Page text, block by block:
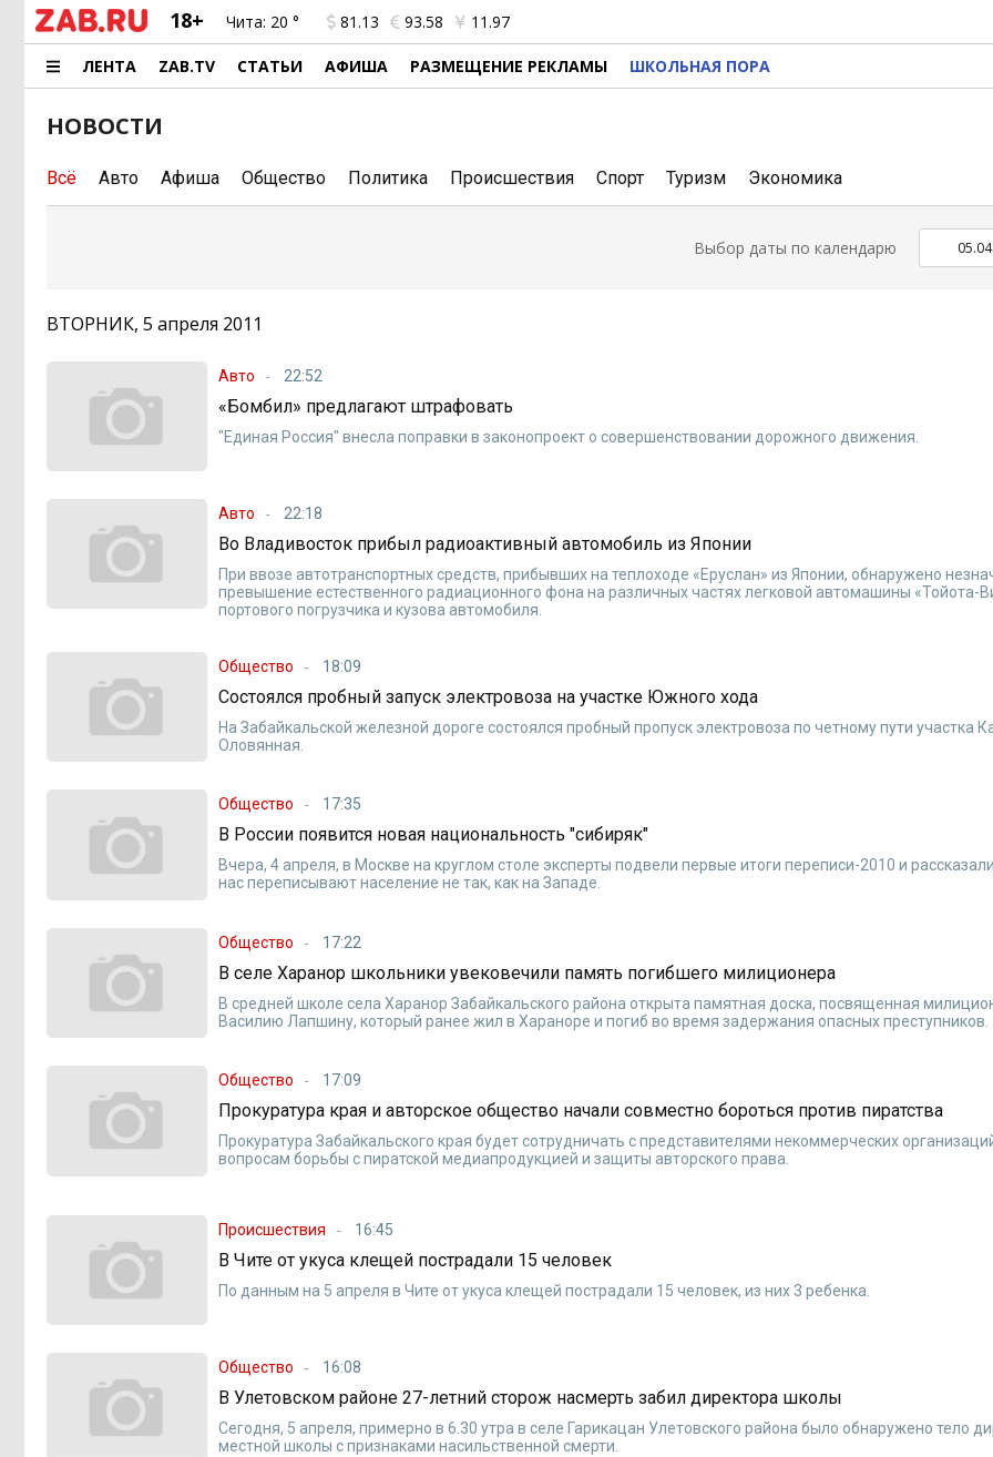
18+ Чита: 20 ° 81.13 93.58 11.97
ЛЕНТА ZAB.TV СТАТЬИ АФИША РАЗМЕЩЕНИЕ РЕКЛАМЫ ШКОЛЬНАЯ ПОРА
НОВОСТИ
Всё Авто Афиша Общество Политика Происшествия Спорт Туризм Экономика
Выбор даты по календарю
ВТОРНИК, 5 апреля 2011
Авто 22:52
«Бомбил» предлагают штрафовать
"Единая Россия" внесла поправки в законопроект о совершенствовании дорожного движения.
Авто 22:18
Во Владивосток прибыл радиоактивный автомобиль из Японии
При ввозе автотранспортных средств, прибывших на теплоходе «Еруслан» из Японии, обнаружено
превышение естественного радиационного фона на различных частях легковой автомашины «Тойота-
портового погрузчика и кузова автомобиля.
Общество 18:09
Состоялся пробный запуск электровоза на участке Южного хода
На Забайкальской железной дороге состоялся пробный пропуск электровоза по четному пути участка
Оловянная.
Общество 17:35
В России появится новая национальность "сибиряк"
Вчера, 4 апреля, в Москве на круглом столе эксперты подвели первые итоги переписи-2010 и
нас переписывают население не так, как на Западе.
Общество 17:22
В селе Харанор школьники увековечили память погибшего милиционера
В средней школе села Харанор Забайкальского района открыта памятная доска, посвященная
Василию Лапшину, который ранее жил в Хараноре и погиб во время задержания опасных преступников.
Общество 17:09
Прокуратура края и авторское общество начали совместно бороться против пиратства
Прокуратура Забайкальского края будет сотрудничать с представителями некоммерческих
вопросам борьбы с пиратской медиапродукцией и защиты авторского права.
Происшествия 16:45
В Чите от укуса клещей пострадали 15 человек
По данным на 5 апреля в Чите от укуса клещей пострадали 15 человек, из них 3 ребенка.
Общество 16:08
В Улетовском районе 27-летний сторож насмерть забил директора школы
Сегодня, 5 апреля, примерно в 6.30 утра в селе Гарикацан Улетовского района было обнаружено тело
местной школы с признаками насильственной смерти.